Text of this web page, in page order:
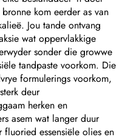
kom eerder as van
Jou tande ontvang
wat oppervlakkige
sonder die growwe
tandpaste voorkom. Die
formulerings voorkom,
deur
herken en
asem wat langer duur
essensiële olies en